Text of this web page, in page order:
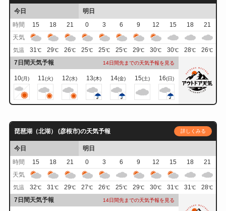
今日
明日
時間
15 18 21 0 3 6 9 12 15 18
21
天気
気温 31℃ 29℃ 26℃ 25℃ 25℃ 25℃ 29℃ 30℃ 30℃ 28℃ 26℃
7日間天気予報 14日間先までの天気予報を見る
10(月) 11(火) 12(水) 13(木) 14(金) 15(土) 16(日)
琵琶湖（北湖） (彦根市)の天気予報 詳しくみる
今日
明日
時間
15 18 21 0 3 6 9 12 15 18
21
天気
気温 32℃ 31℃ 29℃ 27℃ 26℃ 25℃ 29℃ 30℃ 31℃ 31℃ 28℃
7日間天気予報 14日間先までの天気予報を見る